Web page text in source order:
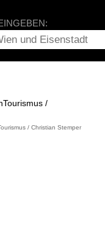
/ Christian Stemper